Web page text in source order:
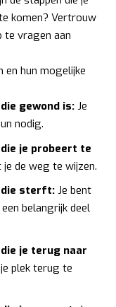
komen? Vertrouw
te vragen aan
en hun mogelijke
gewond is: Je
nodig.
je probeert te
de weg te wijzen.
die sterft: Je bent
belangrijk deel
je terug naar
plek terug te